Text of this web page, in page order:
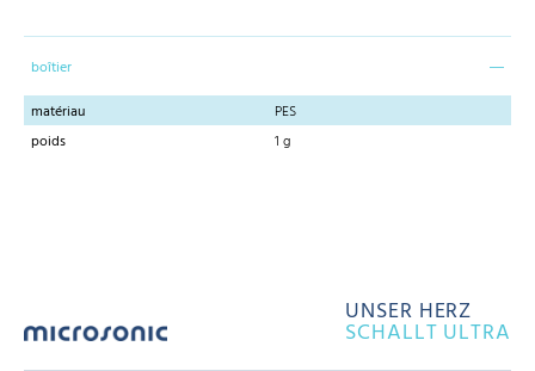
boîtier
matériau
PES
poids
1 g
UNSER HERZ
SCHALLT ULTRA